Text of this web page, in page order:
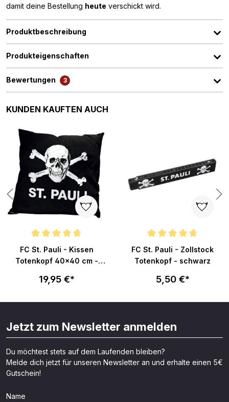
damit deine Bestellung heute verschickt wird.
Produktbeschreibung
Produkteigenschaften
Bewertungen 3
Produktgalerie überspringen
KUNDEN KAUFTEN AUCH
Durchschnittliche Bewertung von 4.8 von 5 Sternen
FC St. Pauli - Kissen
Totenkopf 40x40 cm -
19,95 €*
Durchschnittliche Bewertung
FC St. Pauli - Zollstock
Totenkopf - schwarz
5,50 €*
Jetzt zum Newsletter anmelden
Du möchtest stets auf dem Laufenden bleiben?
Melde dich jetzt für unseren Newsletter an und erhalte einen 5€
Gutschein!
Name